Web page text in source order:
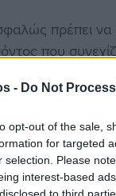
- Do Not
opt-out of the sale,
for targeted
selection. Please
interest-based
to third
πρέπει
που
ει
και γενικές
λέξεις,
και
κοινού